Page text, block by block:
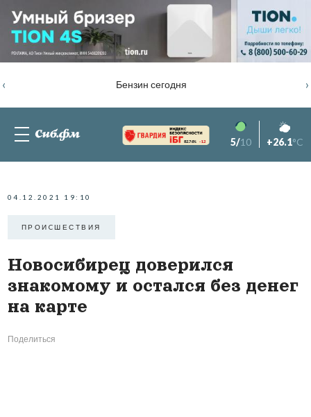
Бензин сегодня
‹ ›
82.76% -1.2 5/10 +26.1°C
04.12.2021 19:10
ПРОИCШЕСТВИЯ
Новосибирец доверился
знакомому и остался без денег
на карте
Поделиться